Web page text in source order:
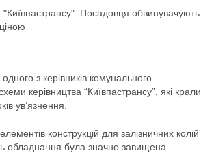
"Київпастрансу". Посадовця обвинувачують
з керівників комунального
керівництва “Київпастрансу”, які крали
ув’язнення.
конструкцій для залізничних колій
обладнання була значно завищена